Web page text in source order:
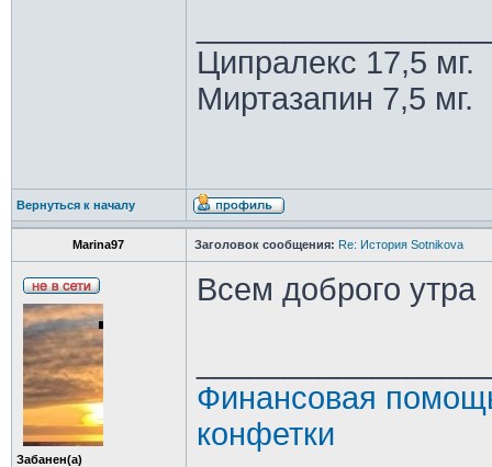
Ципралекс 17,5 мг.
Миртазапин 7,5 мг.
Вернуться к началу
Marina97 Заголовок сообщения: Re: История Sotnikova
Забанен(а)
Всем доброго утра
Финансовая
конфетки